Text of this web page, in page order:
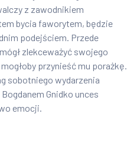
z zawodnikiem
bycia faworytem, będzie
podejściem. Przede
zlekceważyć swojego
przynieść mu porażkę.
sobotniego wydarzenia
Gnidko unces
emocji.